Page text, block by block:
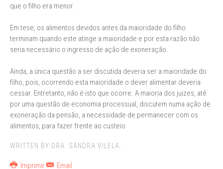
que o filho era menor.
Em tese, os alimentos devidos antes da maioridade do filho
terminam quando este atinge a maioridade e por esta razão não
seria necessário o ingresso de ação de exoneração.
Ainda, a única questão a ser discutida deveria ser a maioridade do
filho, pois, ocorrendo esta maioridade o dever alimentar deveria
cessar. Entretanto, não é isto que ocorre. A maioria dos juizes, até
por uma questão de economia processual, discutem numa ação de
exoneração da pensão, a necessidade de permanecer com os
alimentos, para fazer frente ao custeio
WRITTEN BY DRA. SANDRA VILELA.
Imprimir Email